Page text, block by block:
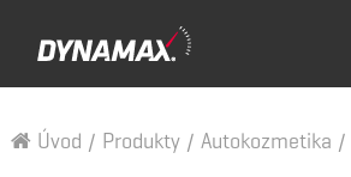
Úvod / Produkty / Autokozmetika /